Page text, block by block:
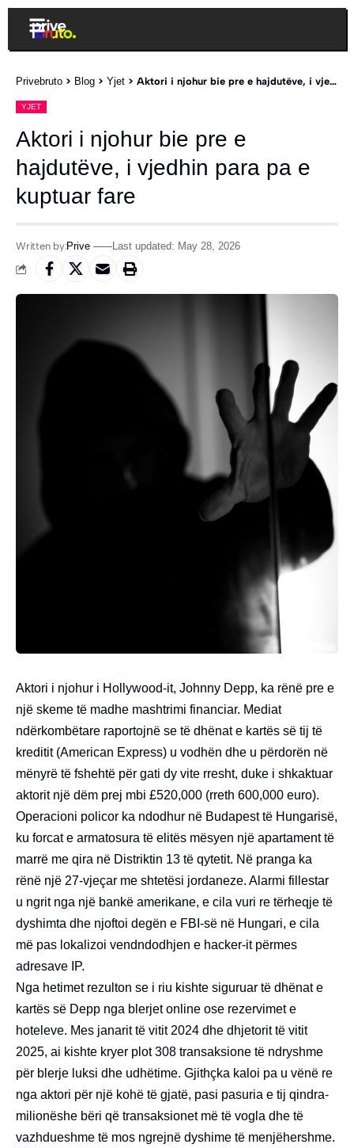
Privebruto > Blog > Yjet > Aktori i njohur bie pre e hajdutëve, i vjedhin para pa e kuptuar fare
YJET
Aktori i njohur bie pre e
hajdutëve, i vjedhin para pa e
kuptuar fare
Written by:Prive Last updated: May 28, 2026
Aktori i njohur i Hollywood-it, Johnny Depp, ka rënë pre e
një skeme të madhe mashtrimi financiar. Mediat
ndërkombëtare raportojnë se të dhënat e kartës së tij të
kreditit (American Express) u vodhën dhe u përdorën në
mënyrë të fshehtë për gati dy vite rresht, duke i shkaktuar
aktorit një dëm prej mbi £520,000 (rreth 600,000 euro).
Operacioni policor ka ndodhur në Budapest të Hungarisë,
ku forcat e armatosura të elitës mësyen një apartament të
marrë me qira në Distriktin 13 të qytetit. Në pranga ka
rënë një 27-vjeçar me shtetësi jordaneze. Alarmi fillestar
u ngrit nga një bankë amerikane, e cila vuri re tërheqje të
dyshimta dhe njoftoi degën e FBI-së në Hungari, e cila
më pas lokalizoi vendndodhjen e hacker-it përmes
adresave IP.
Nga hetimet rezulton se i riu kishte siguruar të dhënat e
kartës së Depp nga blerjet online ose rezervimet e
hoteleve. Mes janarit të vitit 2024 dhe dhjetorit të vitit
2025, ai kishte kryer plot 308 transaksione të ndryshme
për blerje luksi dhe udhëtime. Gjithçka kaloi pa u vënë re
nga aktori për një kohë të gjatë, pasi pasuria e tij qindra-
milionëshe bëri që transaksionet më të vogla dhe të
vazhdueshme të mos ngrejnë dyshime të menjëhershme.